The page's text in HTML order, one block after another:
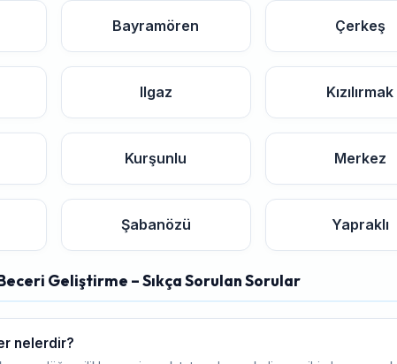
Bayramören Çerkeş
Ilgaz Kızılırmak
Kurşunlu Merkez
Şabanözü Yapraklı
Geliştirme – Sıkça Sorulan Sorular
nelerdir?